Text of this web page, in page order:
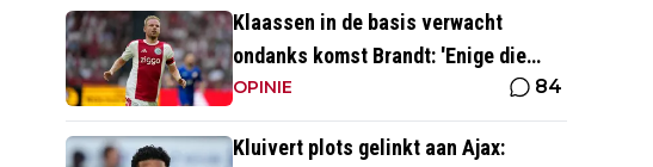
Klaassen in de basis verwacht
ondanks komst Brandt: 'Enige die
daar goed kan spelen'
OPINIE 84
Kluivert plots gelinkt aan Ajax: